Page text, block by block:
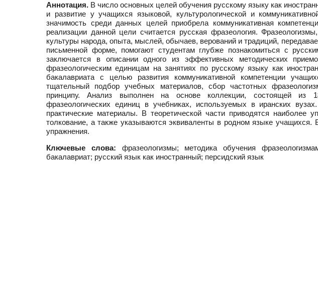
Аннотация. В число основных целей обучения русскому языку как
и развитие у учащихся языковой, культурологической и
значимость среди данных целей приобрела коммуникативная
реализации данной цели считается русская фразеология.
культуры народа, опыта, мыслей, обычаев, верований и традиций,
письменной форме, помогают студентам глубже познакомиться с
заключается в описании одного из эффективных методических
фразеологическим единицам на занятиях по русскому языку как
бакалавриата с целью развития коммуникативной компетенции
тщательный подбор учебных материалов, сбор частотных
принципу. Анализ выполнен на основе коллекции, состоящей из
фразеологических единиц в учебниках, используемых в иранских
практические материалы. В теоретической части приводятся наиболее
толкование, а также указываются эквиваленты в родном языке учащихся.
упражнения.
Ключевые слова: фразеологизмы; методика обучения
бакалавриат; русский язык как иностранный; персидский язык